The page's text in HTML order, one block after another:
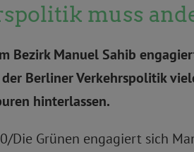
muss
Bezirk Manuel Sahib
Berliner Verkehrspolitik
hinterlassen.
Die Grünen engagiert sich